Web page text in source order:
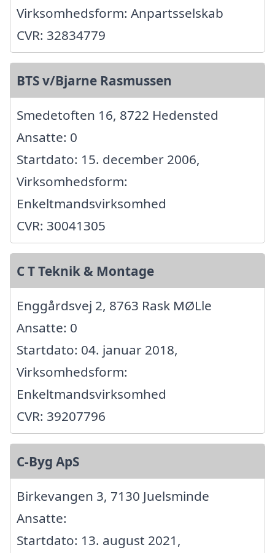
Virksomhedsform: Anpartsselskab
CVR: 32834779
BTS v/Bjarne Rasmussen
Smedetoften 16, 8722 Hedensted
Ansatte: 0
Startdato: 15. december 2006,
Virksomhedsform:
Enkeltmandsvirksomhed
CVR: 30041305
C T Teknik & Montage
Enggårdsvej 2, 8763 Rask MØLle
Ansatte: 0
Startdato: 04. januar 2018,
Virksomhedsform:
Enkeltmandsvirksomhed
CVR: 39207796
C-Byg ApS
Birkevangen 3, 7130 Juelsminde
Ansatte:
Startdato: 13. august 2021,